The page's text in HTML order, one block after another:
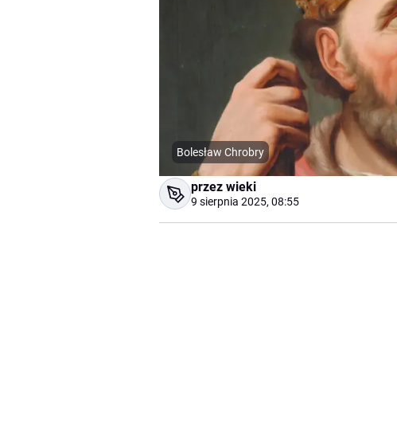
Bolesław Chrobry
przez wieki
9 sierpnia 2025, 08:55